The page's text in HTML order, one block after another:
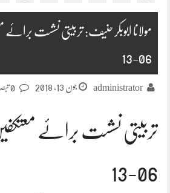
06-13
administrator جون 13, 2018
06-13